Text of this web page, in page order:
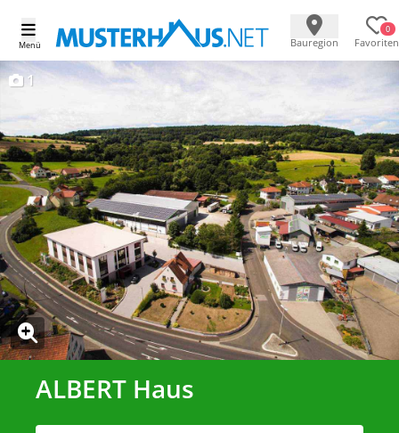
Menü Bauregion
0
Favoriten
1
ALBERT Haus